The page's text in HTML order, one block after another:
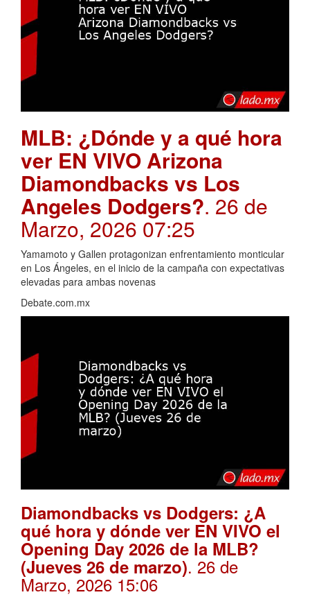
MLB: ¿Dónde y a qué hora
ver EN VIVO Arizona
Diamondbacks vs Los
Angeles Dodgers?. 26 de
Marzo, 2026 07:25
Yamamoto y Gallen protagonizan enfrentamiento monticular
en Los Ángeles, en el inicio de la campaña con expectativas
elevadas para ambas novenas
Debate.com.mx
Diamondbacks vs Dodgers: ¿A
qué hora y dónde ver EN VIVO el
Opening Day 2026 de la MLB?
(Jueves 26 de marzo). 26 de
Marzo, 2026 15:06